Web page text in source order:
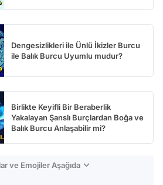
Dengesizlikleri ile Ünlü İkizler Burcu
ile Balık Burcu Uyumlu mudur?
Birlikte Keyifli Bir Beraberlik
Yakalayan Şanslı Burçlardan Boğa ve
Balık Burcu Anlaşabilir mi?
ve Emojiler Aşağıda